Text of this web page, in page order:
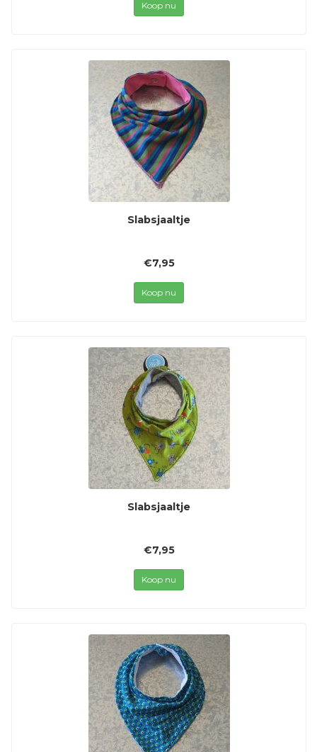
Koop nu
Slabsjaaltje
€7,95
Koop nu
Slabsjaaltje
€7,95
Koop nu